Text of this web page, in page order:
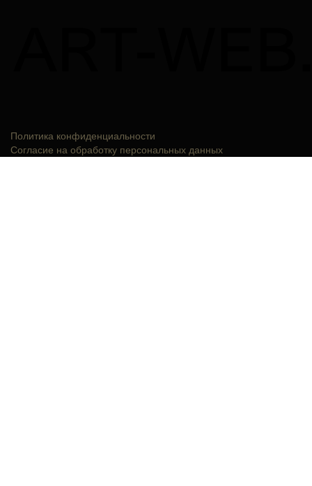
Политика конфиденциальности
Согласие на обработку персональных данных